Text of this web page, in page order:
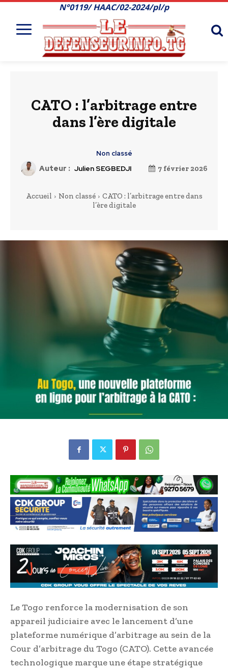
N°0119/ HAAC/02-2024/pl/p
CATO : l’arbitrage entre
dans l’ère digitale
Non classé
Auteur : Julien SEGBEDJI 7 février 2026
Accueil Non classé
CATO : l’arbitrage entre dans
l’ère digitale
Le Togo renforce la modernisation de son
appareil judiciaire avec le lancement d’une
plateforme numérique d’arbitrage au sein de la
Cour d’arbitrage du Togo (CATO). Cette avancée
technologique marque une étape stratégique